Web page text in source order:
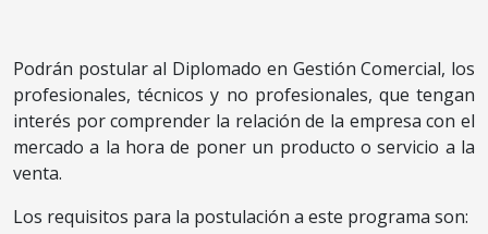
Podrán postular al Diplomado en Gestión Comercial, los
profesionales, técnicos y no profesionales, que tengan
interés por comprender la relación de la empresa con el
mercado a la hora de poner un producto o servicio a la
venta.
Los requisitos para la postulación a este programa son: